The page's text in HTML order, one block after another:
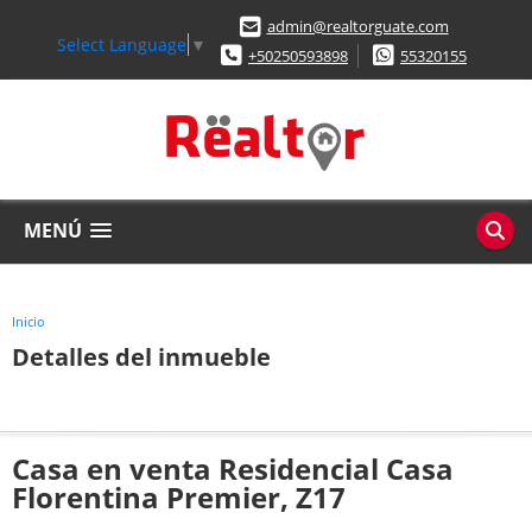
Select Language ▼
admin@realtorguate.com
+50250593898
55320155
MENÚ
Inicio
Detalles del inmueble
Casa en venta Residencial Casa
Florentina Premier, Z17